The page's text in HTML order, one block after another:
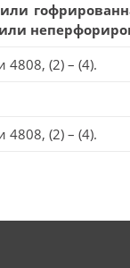
(2) – (4).
(2) – (4).